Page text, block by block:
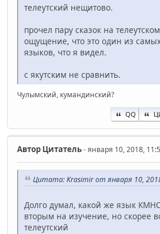
телеутский нещитово.
прочел пару сказок на
ощущение, что это один из
языков, что я видел.
с якутским не сравнить.
Чулымский, кумандинский?
QQ
Автор Цитатель- января 10, 2018,
Цитата: Krasimir от января 10,
Долго думал, какой же язык
вторым на изучение, но скорее
телеутский